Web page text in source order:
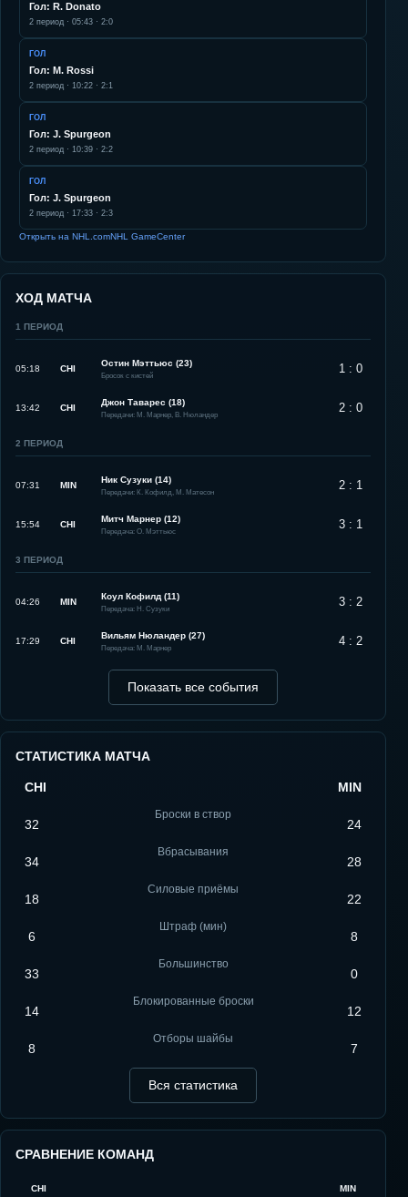
Гол: R. Donato
2 период · 05:43 · 2:0
ГОЛ
Гол: M. Rossi
2 период · 10:22 · 2:1
ГОЛ
Гол: J. Spurgeon
2 период · 10:39 · 2:2
ГОЛ
Гол: J. Spurgeon
2 период · 17:33 · 2:3
Открыть на NHL.comNHL GameCenter
ХОД МАТЧА
1 ПЕРИОД
05:18 CHI
Остин Мэттьюс (23)
Бросок с кистей 1 : 0
13:42 CHI
Джон Таварес (18)
Передачи: М. Марнер, В. Нюландер 2 : 0
2 ПЕРИОД
07:31 MIN
Ник Сузуки (14)
Передачи: К. Кофилд, М. Матесон 2 : 1
15:54 CHI
Митч Марнер (12)
Передача: О. Мэттьюс 3 : 1
3 ПЕРИОД
04:26 MIN
Коул Кофилд (11)
Передача: Н. Сузуки 3 : 2
17:29 CHI
Вильям Нюландер (27)
Передача: М. Марнер 4 : 2
Показать все события
СТАТИСТИКА МАТЧА
CHI MIN
32
Броски в створ
24
34
Вбрасывания
28
18
Силовые приёмы
22
6
Штраф (мин)
8
33
Большинство
0
14
Блокированные броски
12
8
Отборы шайбы
7
Вся статистика
СРАВНЕНИЕ КОМАНД
CHI MIN